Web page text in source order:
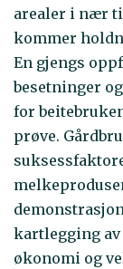
arealer i nær
kommer
En gjengs
besetninger
for
prøve.
kartlegging av
økonomi og